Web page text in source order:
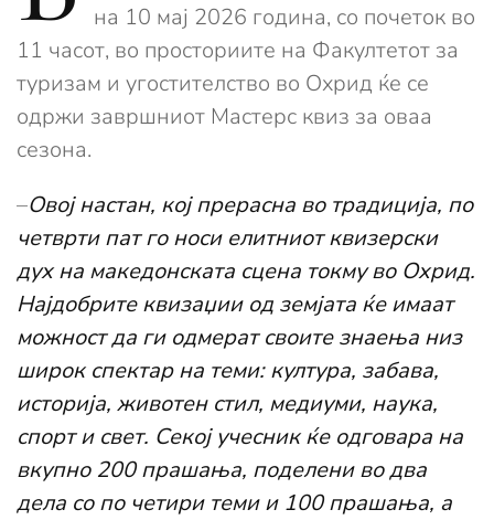
на 10 мај 2026 година, со почеток во
11 часот, во просториите на Факултетот за
туризам и угостителство во Охрид ќе се
одржи завршниот Мастерс квиз за оваа
сезона.
–Овој настан, кој прерасна во традиција, по
четврти пат го носи елитниот квизерски
дух на македонската сцена токму во Охрид.
Најдобрите квизаџии од земјата ќе имаат
можност да ги одмерат своите знаења низ
широк спектар на теми: култура, забава,
историја, животен стил, медиуми, наука,
спорт и свет. Секој учесник ќе одговара на
вкупно 200 прашања, поделени во два
дела со по четири теми и 100 прашања, а